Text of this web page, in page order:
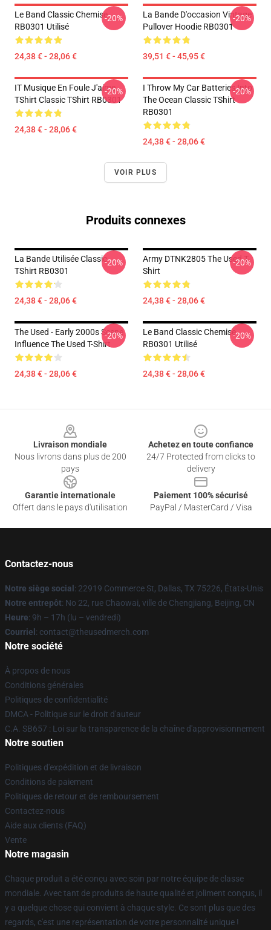
Le Band Classic Chemise
RB0301 Utilisé
24,38 € - 28,06 €
-20%
La Bande D'occasion Vintage
Pullover Hoodie RB0301
39,51 € - 45,95 €
-20%
IT Musique En Foule J'aime
TShirt Classic TShirt RB0301
24,38 € - 28,06 €
-20%
I Throw My Car Batteries Into
The Ocean Classic TShirt
RB0301
24,38 € - 28,06 €
-20%
VOIR PLUS
Produits connexes
La Bande Utilisée Classic
TShirt RB0301
24,38 € - 28,06 €
-20%
Army DTNK2805 The Used T-
Shirt
24,38 € - 28,06 €
-20%
The Used - Early 2000s Scene
Influence The Used T-Shirt
24,38 € - 28,06 €
-20%
Le Band Classic Chemise
RB0301 Utilisé
24,38 € - 28,06 €
-20%
Livraison mondiale
Nous livrons dans plus de 200
pays
Achetez en toute confiance
24/7 Protected from clicks to
delivery
Garantie internationale
Offert dans le pays d'utilisation
Paiement 100% sécurisé
PayPal / MasterCard / Visa
Contactez-nous
Notre siège social : 22919 Commerce St, Dallas, TX 75226, États-Unis
Notre entrepôt: No 22, rue Chaowai, ville de Chengjiang, Beijing, CN
Heure: 9h – 17h (lu – vendredi)
Courriel : contact@theusedmerch.com
Notre société
À propos de nous
Conditions générales
Politiques de confidentialité
DMCA - Politique sur le droit d'auteur
C.A. SB657 : Loi sur la transparence de la chaîne d'approvisionnement
Notre soutien
Politiques d'expédition et de livraison
Conditions de paiement
Politiques de retour et de remboursement
Contactez-nous
Aide aux clients (FAQ)
Vente
Notre magasin
Chaque produit a été conçu avec soin par notre équipe de classe
mondiale. Avec tant de produits de haute qualité et joliment conçus, il
y a quelque chose qui convient à chaque style. Ce sont plus que des
regards, c'est une représentation de votre personnalité unique !